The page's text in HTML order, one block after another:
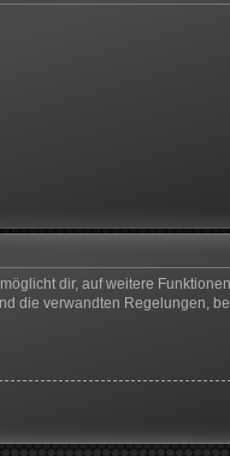
dir, auf weitere
die verwandten Regelungen,